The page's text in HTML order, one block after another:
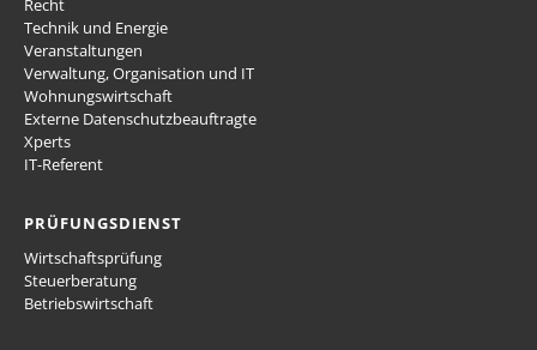
Recht
Technik und Energie
Veranstaltungen
Verwaltung, Organisation und IT
Wohnungswirtschaft
Externe Datenschutzbeauftragte
Xperts
IT-Referent
PRÜFUNGSDIENST
Wirtschaftsprüfung
Steuerberatung
Betriebswirtschaft